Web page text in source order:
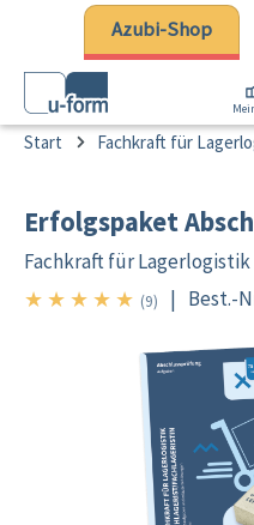
Zum Hauptinhalt springen
Azubi-Shop
Start Fachkraft für
Erfolgspaket
Fachkraft für Lagerlogistik
★ ★ ★ ★ ★ 5/5
(9) | Best.-
Bildergalerie überspringen